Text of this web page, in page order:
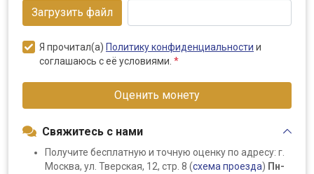
Загрузить файл
Я прочитал(а) Политику конфиденциальности и
соглашаюсь с её условиями. *
Оценить монету
Свяжитесь с нами
Получите бесплатную и точную оценку по адресу: г.
Москва, ул. Тверская, 12, стр. 8 (схема проезда) Пн-